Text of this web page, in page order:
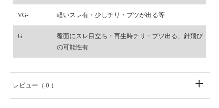
VG- 軽いスレ有・少しチリ・プツが出る等
G
盤面にスレ目立ち・再生時チリ・プツ出る、針飛び
の可能性有
レビュー （ 0 ）